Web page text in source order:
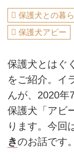
保護犬との暮
保護犬アビー
保護犬とはぐ
をご紹介。イ
んが、2020年
保護犬「アビ
ります。今回
きのお話です。